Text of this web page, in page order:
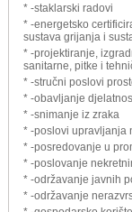
* -staklarski radovi
* -energetsko
sustava grijanja i
* -projektiranje,
sanitarne, pitke i
* -stručni poslovi
* -obavljanje
* -snimanje iz zraka
* -poslovi upravljanja
* -posredovanje u
* -poslovanje
* -održavanje javnih
* -održavanje